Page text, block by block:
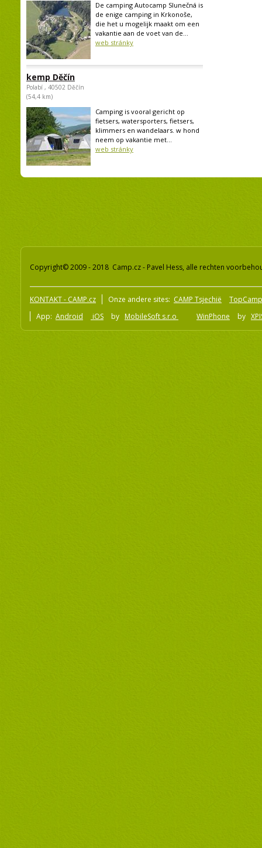
De camping Autocamp Slunečná is
de enige camping in Krkonoše,
die het u mogelijk maakt om een
vakantie aan de voet van de...
web stránky
kemp Děčín
Polabí , 40502 Děčín
(54,4 km)
Camping is vooral gericht op
fietsers, watersporters, fietsers,
klimmers en wandelaars. w hond
neem op vakantie met...
web stránky
Copyright© 2009 - 2018 Camp.cz - Pavel Hess, alle rechten
KONTAKT - CAMP.cz Onze andere sites: CAMP Tsjechië
App: Android iOS by MobileSoft s.r.o WinPhone by